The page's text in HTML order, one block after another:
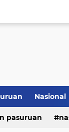
Nasional
pasuruan